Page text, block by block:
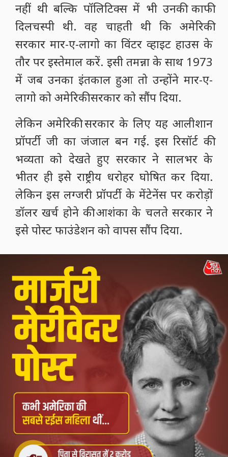
नहीं थी बल्कि पॉलिटिक्स में भी उनकी काफी
दिलचस्पी थी. वह चाहती थी कि अमेरिकी
सरकार मार-ए-लागो का विंटर व्हाइट हाउस के
तौर पर इस्तेमाल करें. इसी तमन्ना के साथ 1973
में जब उनका इंतकाल हुआ तो उन्होंने मार-ए-
लागो को अमेरिकी सरकार को सौंप दिया.
लेकिन अमेरिकी सरकार के लिए यह आलीशान
प्रॉपर्टी जी का जंजाल बन गई. इस रिसॉर्ट की
भव्यता को देखते हुए सरकार ने सालभर के
भीतर ही इसे राष्ट्रीय धरोहर घोषित कर दिया.
लेकिन इस लग्जरी प्रॉपर्टी के मेंटेनेंस पर करोड़ों
डॉलर खर्च होने की आशंका के चलते सरकार ने
इसे पोस्ट फाउंडेशन को वापस सौंप दिया.